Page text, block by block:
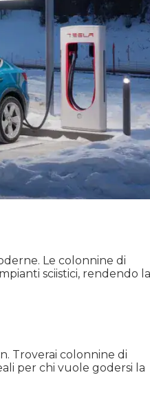
Le colonnine di
sciistici, rendendo la
Troverai colonnine di
per chi vuole godersi la